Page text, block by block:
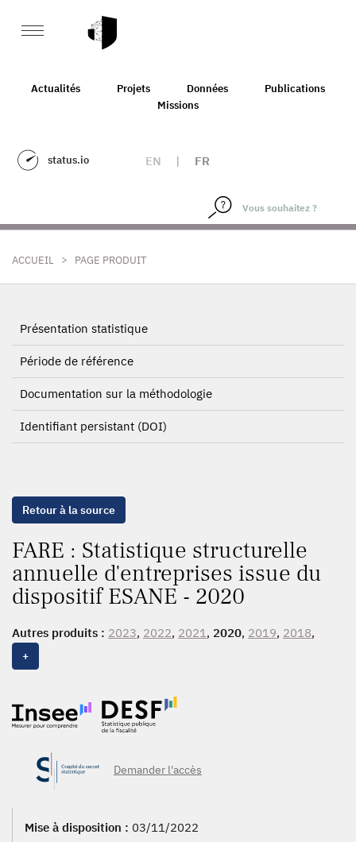
Actualités Projets Données
Publications
Missions
status.io EN | FR
ACCUEIL > PAGE PRODUIT
Présentation statistique
Période de référence
Documentation sur la méthodologie
Identifiant persistant (DOI)
Retour à la source
FARE : Statistique structurelle
annuelle d'entreprises issue du
dispositif ESANE - 2020
Autres produits : 2023, 2022, 2021, 2020, 2019, 2018,
2017,
2008
+
Demander l'accès
Mise à disposition : 03/11/2022